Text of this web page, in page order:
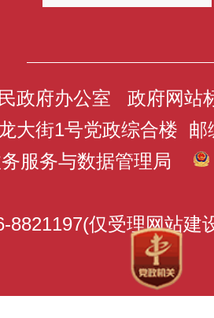
政府办公室 政府网站
大街1号党政综合楼 邮
务服务与数据管理局
8821197(仅受理网站建